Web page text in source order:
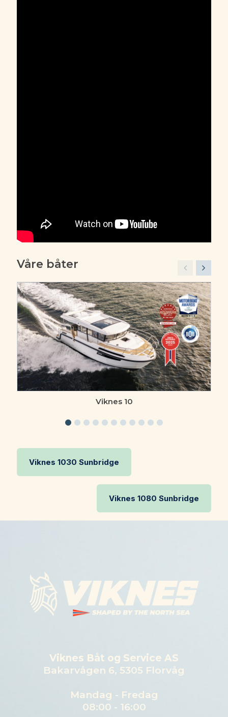
Våre båter
Viknes 10
Viknes 1030 Sunbridge
Viknes 1080 Sunbridge
Viknes Båt og Service AS
Bakarvågen 6, 5305 Florvåg
Mandag - Fredag
08:00 - 16:00